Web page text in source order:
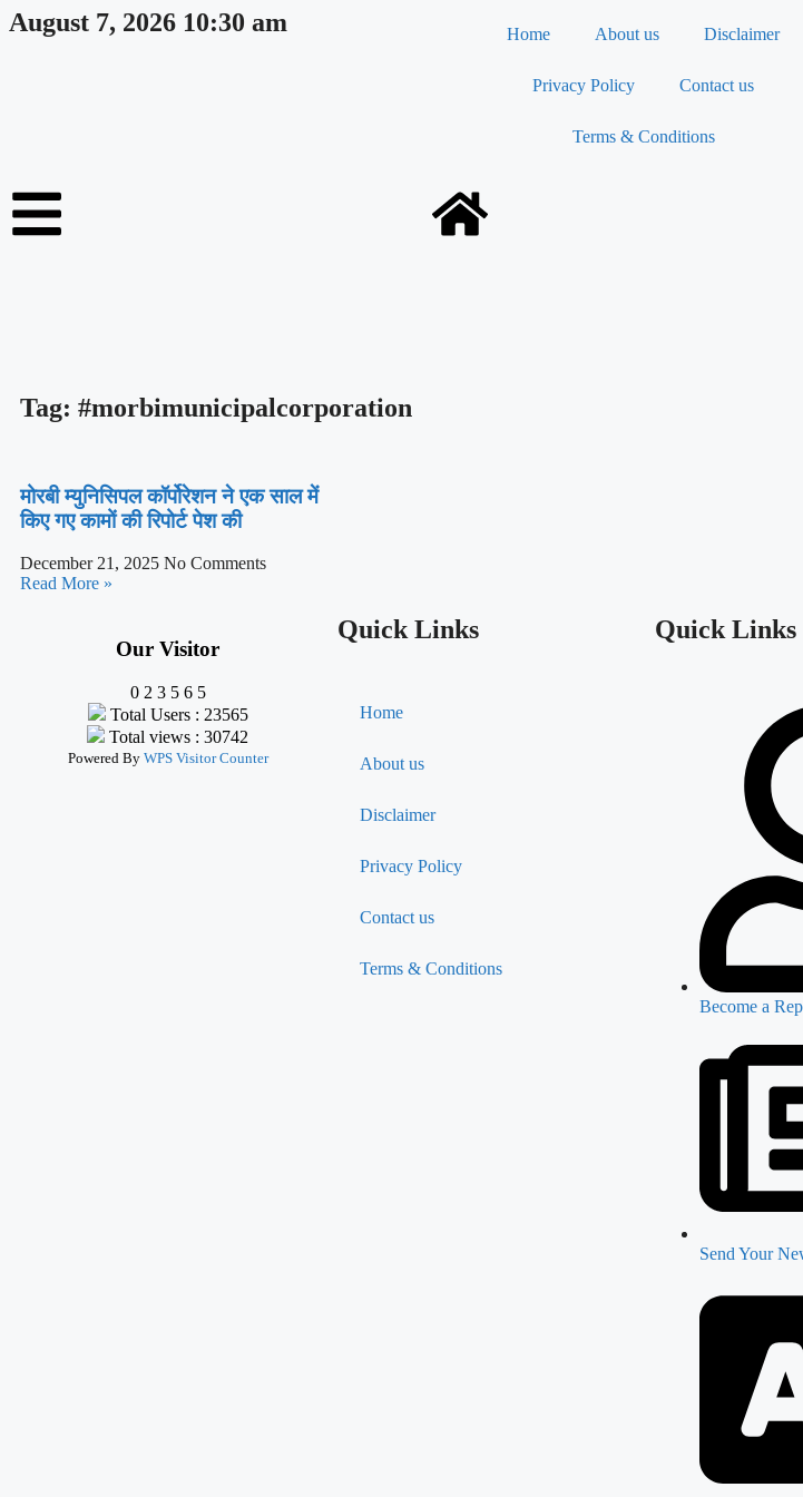
August 7, 2026 10:30 am Home About us Disclaimer
Privacy Policy Contact us
Terms & Conditions
Tag: #morbimunicipalcorporation
मोरबी म्युनिसिपल कॉर्पोरेशन ने एक साल में
किए गए कामों की रिपोर्ट पेश की
December 21, 2025 No Comments
Read More »
Our Visitor
0 2 3 5 6 5
Total Users : 23565
Total views : 30742
Powered By WPS Visitor Counter
Quick Links
Home
About us
Disclaimer
Privacy Policy
Contact us
Terms & Conditions
Quick Links
Become a
Send Your